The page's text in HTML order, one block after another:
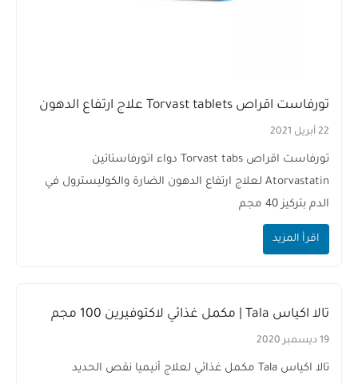
تورفاست اقراص Torvast tablets علاج ارتفاع الدهون
22 أبريل 2021
تورفاست اقراص Torvast tabs دواء اتورفاستاتين
Atorvastatin لعلاج ارتفاع الدهون الضارة والكوليسترول في
الدم بتركيز 40 مجم
اقرأ المزيد
تالا اكياس Tala | مكمل غذائي لاكتوفيرين 100 مجم
19 ديسمبر 2020
تالا اكياس Tala مكمل غذائي لعلاج أنيميا نقص الحديد